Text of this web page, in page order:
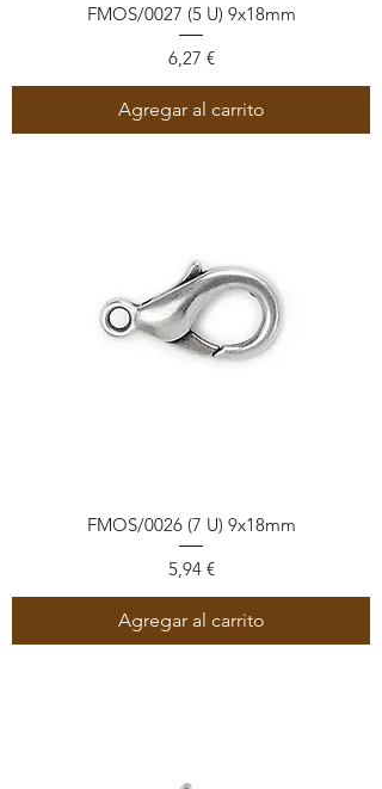
FMOS/0027 (5 U) 9x18mm
Precio
6,27 €
Agregar al carrito
FMOS/0026 (7 U) 9x18mm
Precio
5,94 €
Agregar al carrito